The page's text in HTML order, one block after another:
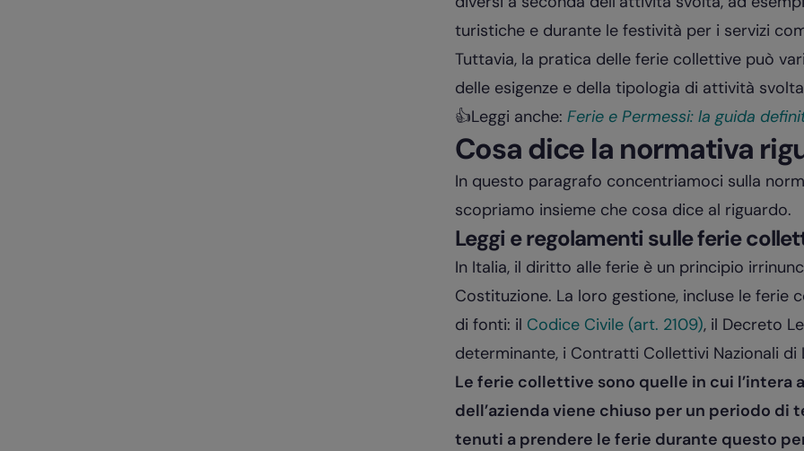
turistiche e durante le festività per i servizi
Tuttavia, la pratica delle ferie collettive può
delle esigenze e della tipologia di attività
👍Leggi anche: Ferie e Permessi: la guida
Cosa dice la normativa
In questo paragrafo concentriamoci sulla
scopriamo insieme che cosa dice al riguardo.
Leggi e regolamenti sulle ferie
In Italia, il diritto alle ferie è un principio
Costituzione. La loro gestione, incluse le ferie
di fonti: il Codice Civile (art. 2109), il Decreto
determinante, i Contratti Collettivi Nazionali
Le ferie collettive sono quelle in cui l’intera
dell’azienda viene chiuso per un periodo
tenuti a prendere le ferie durante questo